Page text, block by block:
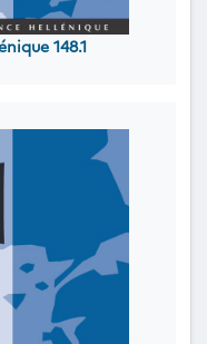
148.1